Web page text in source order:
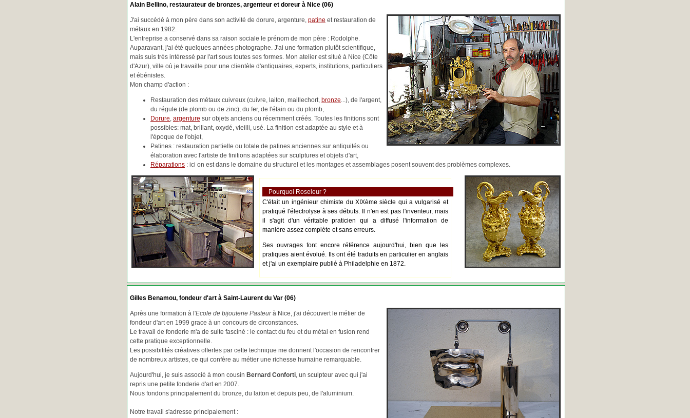
Alain Bellino, restaurateur de bronzes, argenteur et doreur à Nice (06)
J'ai succédé à mon père dans son activité de dorure, argenture, patine et restauration de
métaux en 1982.
L'entreprise a conservé dans sa raison sociale le prénom de mon père : Rodolphe.
Auparavant, j'ai été quelques années photographe. J'ai une formation plutôt scientifique,
mais suis très intéressé par l'art sous toutes ses formes. Mon atelier est situé à Nice (Côte
d'Azur), ville où je travaille pour une clientèle d'antiquaires, experts, institutions, particuliers
et ébénistes.
Mon champ d'action :
Restauration des métaux cuivreux (cuivre, laiton, maillechort, bronze...), de l'argent,
du régule (de plomb ou de zinc), du fer, de l'étain ou du plomb,
Dorure, argenture sur objets anciens ou récemment créés. Toutes les finitions sont
possibles: mat, brillant, oxydé, vieilli, usé. La finition est adaptée au style et à
l'époque de l'objet,
Patines : restauration partielle ou totale de patines anciennes sur antiquités ou
élaboration avec l'artiste de finitions adaptées sur sculptures et objets d'art,
Réparations : ici on est dans le domaine du structurel et les montages et assemblages posent souvent des problèmes complexes.
Pourquoi Roseleur ?
C'était un ingénieur chimiste du XIXème siècle qui a vulgarisé et
pratiqué l'électrolyse à ses débuts. Il n'en est pas l'inventeur, mais
il s'agit d'un véritable praticien qui a diffusé l'information de
manière assez complète et sans erreurs.
Ses ouvrages font encore référence aujourd'hui, bien que les
pratiques aient évolué. Ils ont été traduits en particulier en anglais
et j'ai un exemplaire publié à Philadelphie en 1872.
Gilles Benamou, fondeur d'art à Saint-Laurent du Var (06)
Après une formation à l'Ecole de bijouterie Pasteurà Nice, j'ai découvert le métier de
fondeur d'art en 1999 grace à un concours de circonstances.
Le travail de fonderie m'a de suite fasciné : le contact du feu et du métal en fusion rend
cette pratique exceptionnelle.
Les possibilités créatives offertes par cette technique me donnent l'occasion de rencontrer
de nombreux artistes, ce qui confère au métier une richesse humaine remarquable.
Aujourd'hui, je suis associé à mon cousin Bernard Conforti, un sculpteur avec qui j'ai
repris une petite fonderie d'art en 2007.
Nous fondons principalement du bronze, du laiton et depuis peu, de l'aluminium.
Notre travail s'adresse principalement :